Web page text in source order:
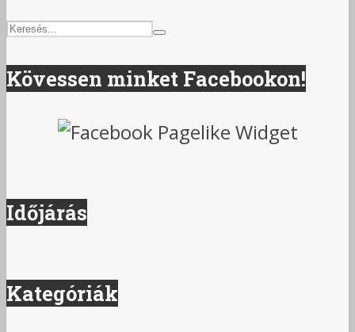
Kövessen minket Facebookon!
Időjárás
Kategóriák